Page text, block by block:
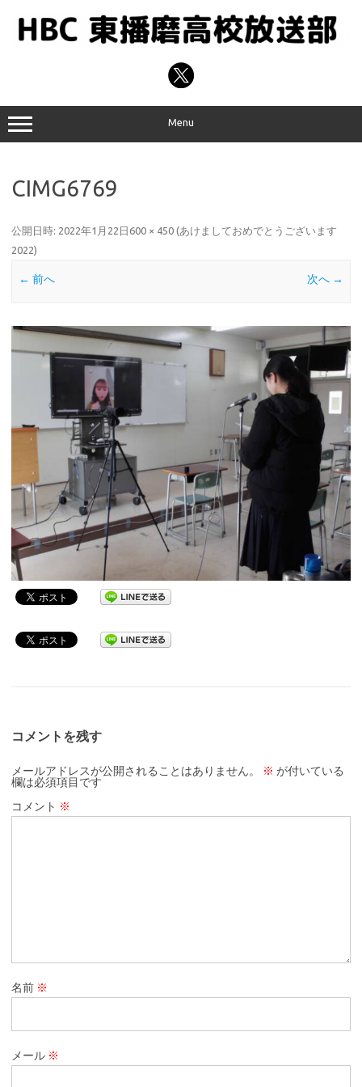
プ
Menu
CIMG6769
公開日時: 2022年1月22日 600 × 450 (あけましておめでとうございます
2022)
← 前へ 次へ →
コメントを残す
メールアドレスが公開されることはありません。 ※ が付いている
欄は必須項目です
コメント ※
名前 ※
メール ※